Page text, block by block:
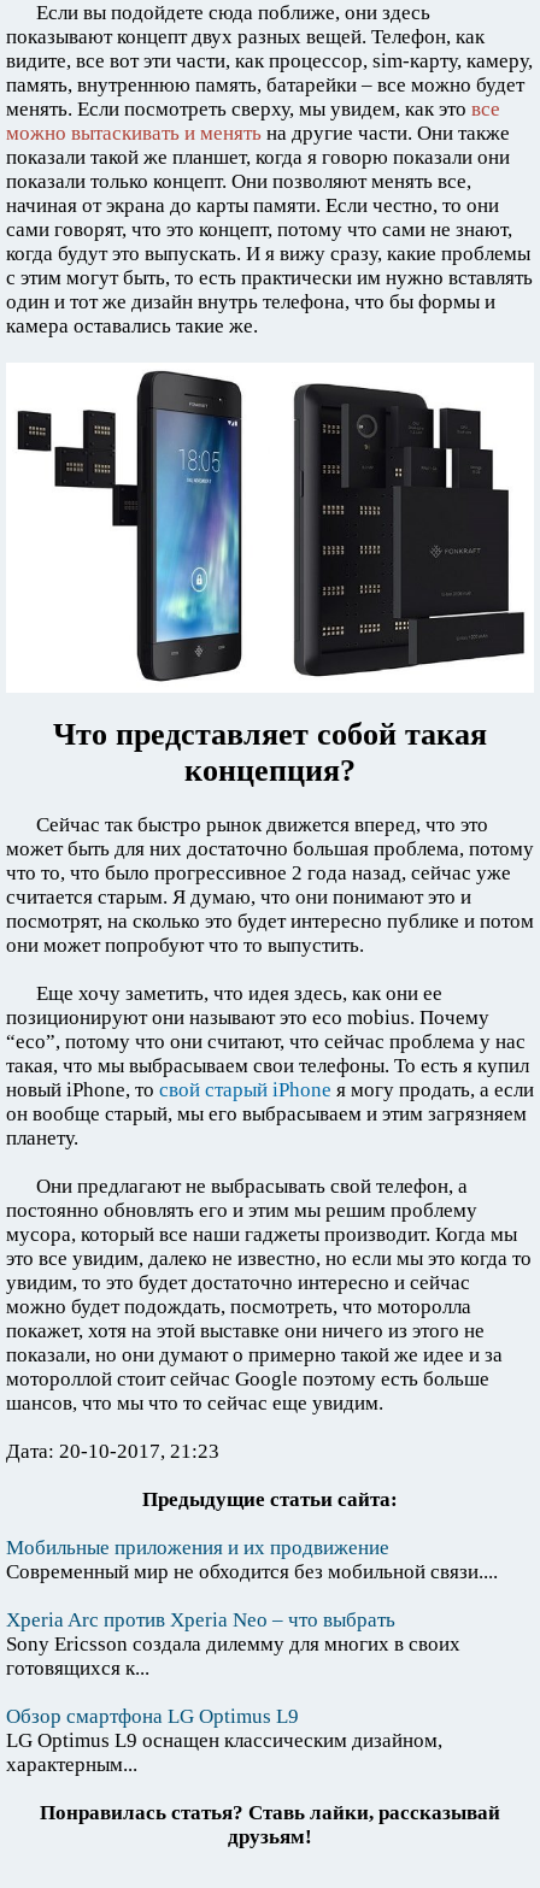
Если вы подойдете сюда поближе, они здесь
показывают концепт двух разных вещей. Телефон, как
видите, все вот эти части, как процессор, sim-карту, камеру,
память, внутреннюю память, батарейки – все можно будет
менять. Если посмотреть сверху, мы увидем, как это все
можно вытаскивать и менять на другие части. Они также
показали такой же планшет, когда я говорю показали они
показали только концепт. Они позволяют менять все,
начиная от экрана до карты памяти. Если честно, то они
сами говорят, что это концепт, потому что сами не знают,
когда будут это выпускать. И я вижу сразу, какие проблемы
с этим могут быть, то есть практически им нужно вставлять
один и тот же дизайн внутрь телефона, что бы формы и
камера оставались такие же.
Что представляет собой такая
концепция?
Сейчас так быстро рынок движется вперед, что это
может быть для них достаточно большая проблема, потому
что то, что было прогрессивное 2 года назад, сейчас уже
считается старым. Я думаю, что они понимают это и
посмотрят, на сколько это будет интересно публике и потом
они может попробуют что то выпустить.
Еще хочу заметить, что идея здесь, как они ее
позиционируют они называют это eco mobius. Почему
“eco”, потому что они считают, что сейчас проблема у нас
такая, что мы выбрасываем свои телефоны. То есть я купил
новый iPhone, то свой старый iPhone я могу продать, а если
он вообще старый, мы его выбрасываем и этим загрязняем
планету.
Они предлагают не выбрасывать свой телефон, а
постоянно обновлять его и этим мы решим проблему
мусора, который все наши гаджеты производит. Когда мы
это все увидим, далеко не известно, но если мы это когда то
увидим, то это будет достаточно интересно и сейчас
можно будет подождать, посмотреть, что моторолла
покажет, хотя на этой выставке они ничего из этого не
показали, но они думают о примерно такой же идее и за
мотороллой стоит сейчас Google поэтому есть больше
шансов, что мы что то сейчас еще увидим.
Дата: 20-10-2017, 21:23
Предыдущие статьи сайта:
Мобильные приложения и их продвижение
Современный мир не обходится без мобильной связи....
Xperia Arc против Xperia Neo – что выбрать
Sony Ericsson создала дилемму для многих в своих
готовящихся к...
Обзор смартфона LG Optimus L9
LG Optimus L9 оснащен классическим дизайном,
характерным...
Понравилась статья? Ставь лайки, рассказывай
друзьям!